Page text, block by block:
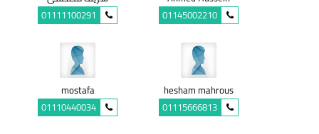
01145002210
01111100291
hesham mahrous
01115666813
mostafa
01110440034